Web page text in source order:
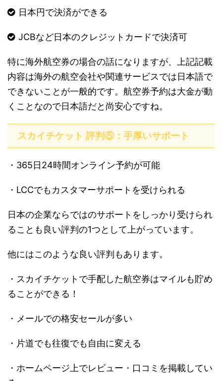
日本円で決済ができる
JCBなど日本のクレジットカードで決済可
特に海外航空券の場合の話になりますが、上記記載
内容は海外の航空会社や関連サービスでは日本語で
できないことが一般的です。航空券予約は大金が動
くことなので日本語だと尚安心ですね。
スカイチケット 評判⑤：手厚いサポート
・365日24時間オンライン予約が可能
・LCCでもカスタマーサポートを受けられる
日本の企業ならではのサポートをしっかり受けられ
ることも良い評判の1つとして上がっています。
他にはこのような良い評判もあります。
・スカイチケットで手配した航空券はマイルも貯め
ることができる！
・メールでの格安セールが多い
・片道でも往復でも自由に変える
・ホームページ上でレビュー・口コミを掲載してい